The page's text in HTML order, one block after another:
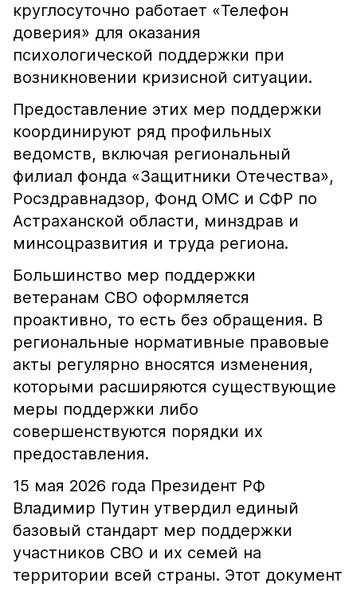
круглосуточно работает «Телефон
доверия» для оказания
психологической поддержки при
возникновении кризисной ситуации.
Предоставление этих мер поддержки
координируют ряд профильных
ведомств, включая региональный
филиал фонда «Защитники Отечества»,
Росздравнадзор, Фонд ОМС и СФР по
Астраханской области, минздрав и
минсоцразвития и труда региона.
Большинство мер поддержки
ветеранам СВО оформляется
проактивно, то есть без обращения. В
региональные нормативные правовые
акты регулярно вносятся изменения,
которыми расширяются существующие
меры поддержки либо
совершенствуются порядки их
предоставления.
15 мая 2026 года Президент РФ
Владимир Путин утвердил единый
базовый стандарт мер поддержки
участников СВО и их семей на
территории всей страны. Этот документ